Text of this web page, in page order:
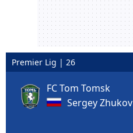
Premier Lig | 26
FC Tom Tomsk
Sergey Zhukov